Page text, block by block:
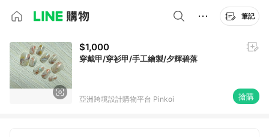
筆記
$1,000
穿戴甲/穿衫甲/手工繪製/夕輝碧落
亞洲跨境設計購物平台 Pinkoi 搶購